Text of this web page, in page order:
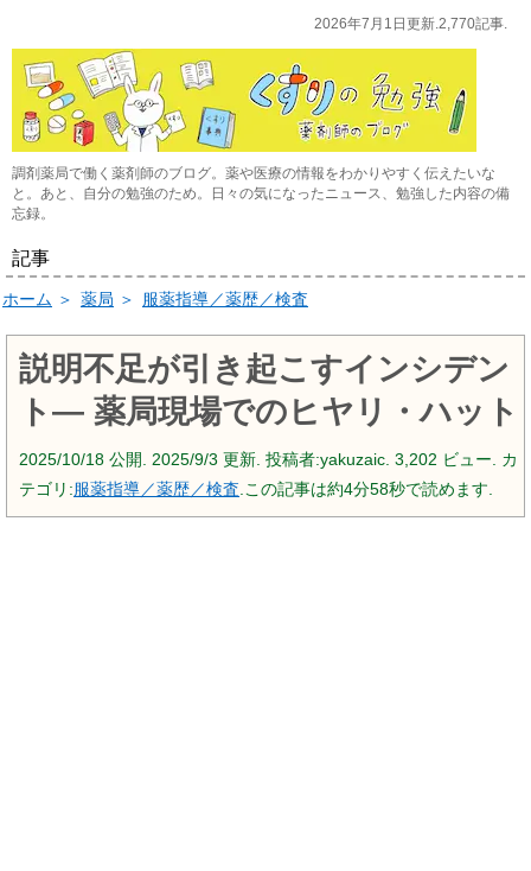
2026年7月1日更新.2,770記事.
調剤薬局で働く薬剤師のブログ。薬や医療の情報をわかりやすく伝えたいな
と。あと、自分の勉強のため。日々の気になったニュース、勉強した内容の備
忘録。
記事
ホーム ＞ 薬局 ＞ 服薬指導／薬歴／検査
説明不足が引き起こすインシデン
ト― 薬局現場でのヒヤリ・ハット
2025/10/18 公開. 2025/9/3 更新. 投稿者:yakuzaic. 3,202 ビュー. カ
テゴリ:服薬指導／薬歴／検査 .この記事は約4分58秒で読めます.